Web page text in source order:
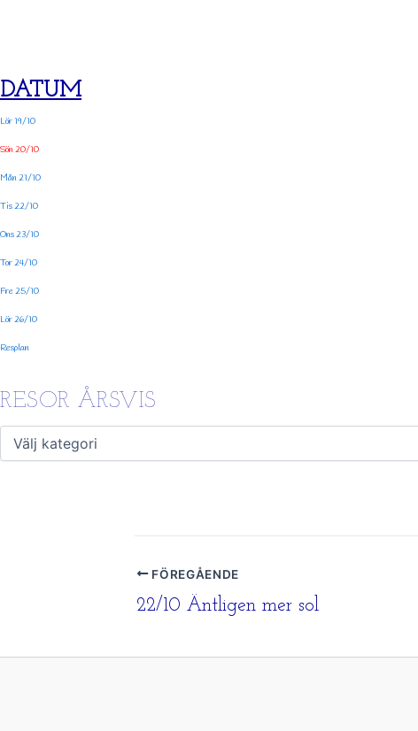
DATUM
Lör 19/10
Sön 20/10
Mån 21/10
Tis 22/10
Ons 23/10
Tor 24/10
Fre 25/10
Lör 26/10
Resplan
RESOR ÅRSVIS
FÖREGÅENDE
22/10 Äntligen mer sol